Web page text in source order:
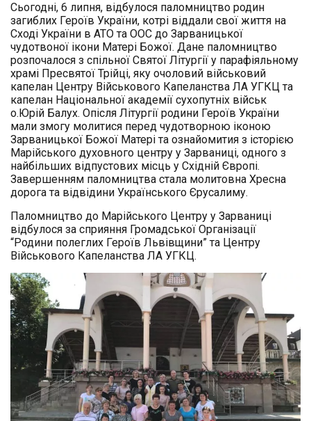
Сьогодні, 6 липня, відбулося паломництво родин
загиблих Героїв України, котрі віддали свої життя на
Сході України в АТО та ООС до Зарваницької
чудотвоної ікони Матері Божої. Дане паломництво
розпочалося з спільної Святої Літургії у парафіяльному
храмі Пресвятої Трійці, яку очоловий військовий
капелан Центру Військового Капеланства ЛА УГКЦ та
капелан Національної академії сухопутніх військ
о.Юрій Балух. Опісля Літургії родини Героїв України
мали змогу молитися перед чудотворною іконою
Зарваницької Божої Матері та ознайомития з історією
Марійського духовного центру у Зарваниці, одного з
найбільших відпустових місць у Східній Європі.
Завершенням паломництва стала молитовна Хресна
дорога та відвідини Українського Єрусалиму.
Паломництво до Марійського Центру у Зарваниці
відбулося за сприяння Громадської Організації
“Родини полеглих Героїв Львівщини” та Центру
Військового Капеланства ЛА УГКЦ.